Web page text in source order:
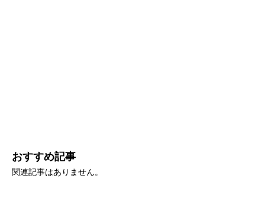
おすすめ記事
関連記事はありません。